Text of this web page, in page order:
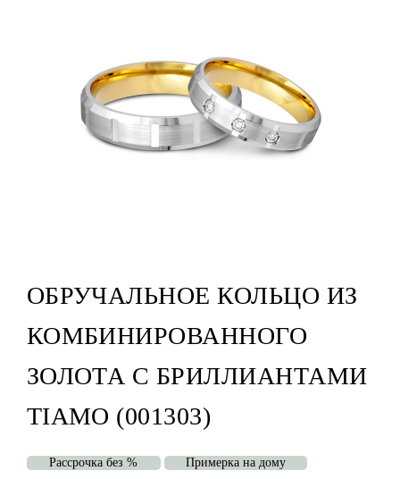
ОБРУЧАЛЬНОЕ КОЛЬЦО ИЗ
КОМБИНИРОВАННОГО
ЗОЛОТА С БРИЛЛИАНТАМИ
TIAMO (001303)
Рассрочка без % Примерка на дому